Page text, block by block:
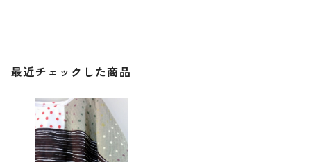
最近チェックした商品